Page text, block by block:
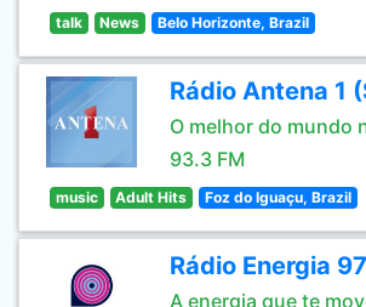
talk News Belo Horizonte, Brazil
Rádio Antena 1
O melhor do mundo
93.3 FM
music Adult Hits Foz do Iguaçu, Brazil
Rádio Energia
A energia que te